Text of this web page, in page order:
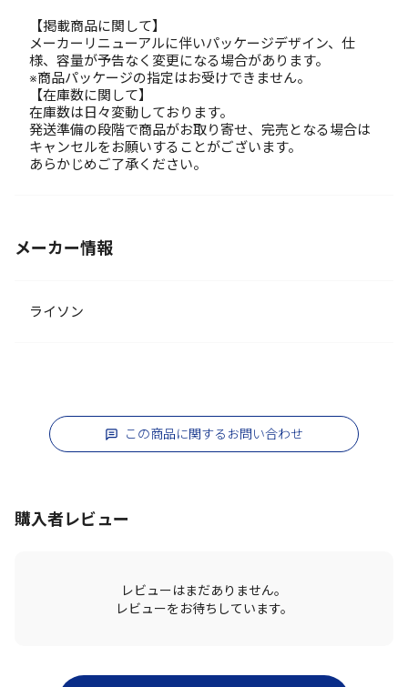
【掲載商品に関して】
メーカーリニューアルに伴いパッケージデザイン、仕
様、容量が予告なく変更になる場合があります。
※商品パッケージの指定はお受けできません。
【在庫数に関して】
在庫数は日々変動しております。
発送準備の段階で商品がお取り寄せ、完売となる場合は
キャンセルをお願いすることがございます。
あらかじめご了承ください。
メーカー情報
ライソン
この商品に関するお問い合わせ
購入者レビュー
レビューはまだありません。
レビューをお待ちしています。